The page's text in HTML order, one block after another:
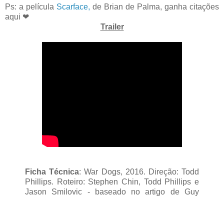
Ps: a película Scarface, de Brian de Palma, ganha citações
aqui ❤
Trailer
Ficha Técnica: War Dogs, 2016. Direção: Todd
Phillips. Roteiro: Stephen Chin, Todd Phillips e
Jason Smilovic - baseado no artigo de Guy